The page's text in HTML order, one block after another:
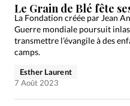
Le Grain de Blé fête
La Fondation créée par Jean
Guerre mondiale poursuit
transmettre l’évangile à des
camps.
Esther Laurent
7 Août 2023